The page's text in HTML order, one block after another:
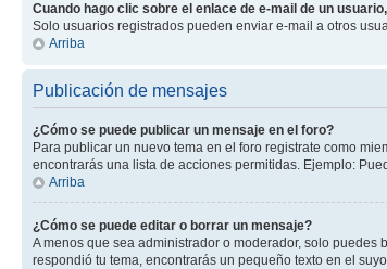
Cuando hago clic sobre el enlace de e-mail de un
Solo usuarios registrados pueden enviar e-mail a otros
Arriba
Publicación de mensajes
¿Cómo se puede publicar un mensaje en el foro?
Para publicar un nuevo tema en el foro registrate como
encontrarás una lista de acciones permitidas. Ejemplo:
Arriba
¿Cómo se puede editar o borrar un mensaje?
A menos que sea administrador o moderador, solo
respondió tu tema, encontrarás un pequeño texto en el